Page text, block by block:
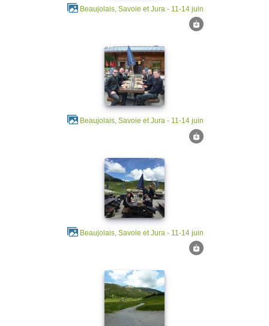
Beaujolais, Savoie et Jura - 11-14 juin
Beaujolais, Savoie et Jura - 11-14 juin
Beaujolais, Savoie et Jura - 11-14 juin